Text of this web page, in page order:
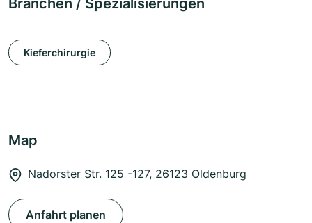
Branchen / Spezialisierungen
Kieferchirurgie
Map
Nadorster Str. 125 -127, 26123 Oldenburg
Anfahrt planen